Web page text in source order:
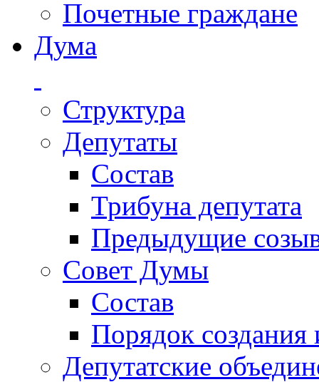
Почетные граждане
Дума
Структура
Депутаты
Состав
Трибуна депутата
Предыдущие
Совет Думы
Состав
Порядок создания
Депутатские